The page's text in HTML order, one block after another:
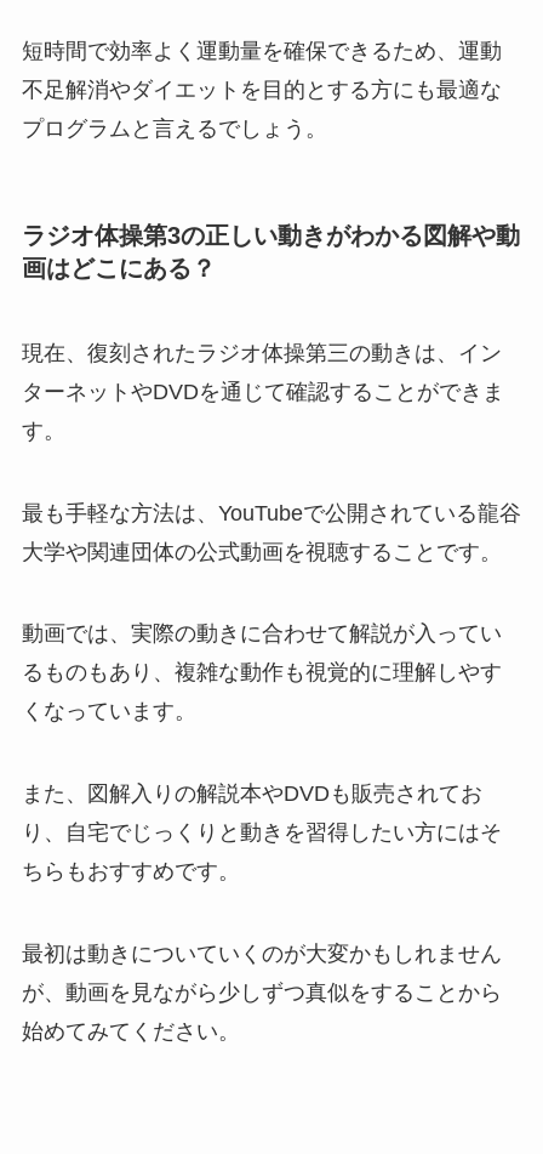
短時間で効率よく運動量を確保できるため、運動
不足解消やダイエットを目的とする方にも最適な
プログラムと言えるでしょう。
ラジオ体操第3の正しい動きがわかる図解や動
画はどこにある？
現在、復刻されたラジオ体操第三の動きは、イン
ターネットやDVDを通じて確認することができま
す。
最も手軽な方法は、YouTubeで公開されている龍谷
大学や関連団体の公式動画を視聴することです。
動画では、実際の動きに合わせて解説が入ってい
るものもあり、複雑な動作も視覚的に理解しやす
くなっています。
また、図解入りの解説本やDVDも販売されてお
り、自宅でじっくりと動きを習得したい方にはそ
ちらもおすすめです。
最初は動きについていくのが大変かもしれません
が、動画を見ながら少しずつ真似をすることから
始めてみてください。